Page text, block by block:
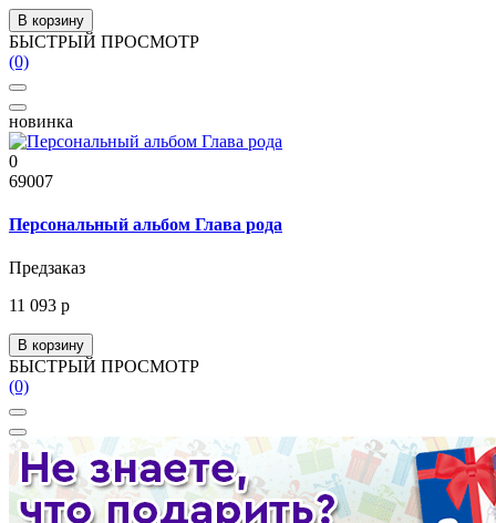
В корзину
БЫСТРЫЙ ПРОСМОТР
(0)
новинка
0
69007
Персональный альбом Глава рода
Предзаказ
11 093 р
В корзину
БЫСТРЫЙ ПРОСМОТР
(0)